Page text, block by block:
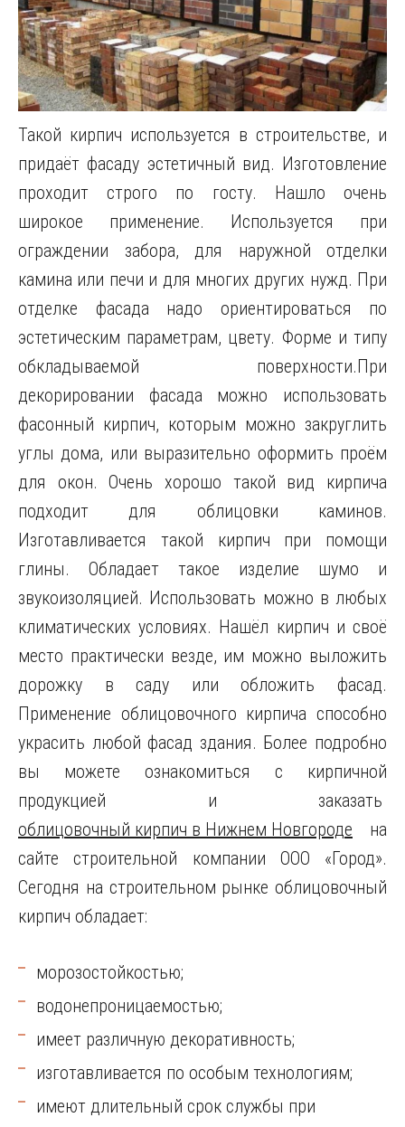
Такой кирпич используется в строительстве, и
придаёт фасаду эстетичный вид. Изготовление
проходит строго по госту. Нашло очень
широкое применение. Используется при
ограждении забора, для наружной отделки
камина или печи и для многих других нужд. При
отделке фасада надо ориентироваться по
эстетическим параметрам, цвету. Форме и типу
обкладываемой поверхности.При
декорировании фасада можно использовать
фасонный кирпич, которым можно закруглить
углы дома, или выразительно оформить проём
для окон. Очень хорошо такой вид кирпича
подходит для облицовки каминов.
Изготавливается такой кирпич при помощи
глины. Обладает такое изделие шумо и
звукоизоляцией. Использовать можно в любых
климатических условиях. Нашёл кирпич и своё
место практически везде, им можно выложить
дорожку в саду или обложить фасад.
Применение облицовочного кирпича способно
украсить любой фасад здания. Более подробно
вы можете ознакомиться с кирпичной
продукцией и заказать
облицовочный кирпич в Нижнем Новгороде на
сайте строительной компании ООО «Город».
Сегодня на строительном рынке облицовочный
кирпич обладает:
морозостойкостью;
водонепроницаемостью;
имеет различную декоративность;
изготавливается по особым технологиям;
имеют длительный срок службы при